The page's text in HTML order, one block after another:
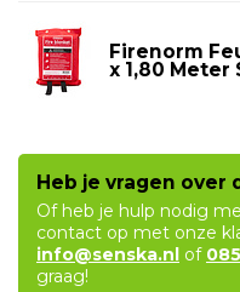
Firenorm
x 1,80 Meter
Heb je vragen over
Of heb je hulp nodig
contact op met onze
info@senska.nl of
graag!